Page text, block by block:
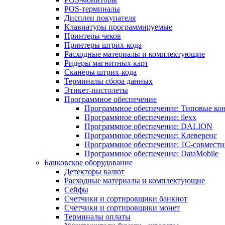
POS-терминалы
Дисплеи покупателя
Клавиатуры программируемые
Принтеры чеков
Принтеры штрих-кода
Расходные материалы и комплектующие
Ридеры магнитных карт
Сканеры штрих-кода
Терминалы сбора данных
Этикет-пистолеты
Программное обеспечение
Программное обеспечение: Типовые
Программное обеспечение: ilexx
Программное обеспечение: DALION
Программное обеспечение: Клеверенс
Программное обеспечение: 1С-
Программное обеспечение: DataMobile
Банковское оборудование
Детекторы валют
Расходные материалы и комплектующие
Сейфы
Счетчики и сортировщики банкнот
Счетчики и сортировщики монет
Терминалы оплаты